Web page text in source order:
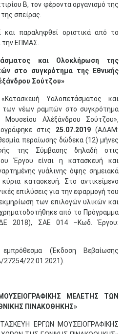
Β, τον φέροντα οργανισμό της
σπείρας.
και παραληφθεί οριστικά από το
την ΕΠΜΑΣ.
και Ολοκλήρωση της
στο συγκρότημα της Εθνικής
Σούτζου»
Υαλοπετάσματος και
νέων ραμπών στο συγκρότημα
Μουσείου Αλέξάνδρου Σούτζου»,
στις 25.07.2019(ΑΔΑΜ:
περαίωσης δώδεκα (12) μήνες
της Σύμβασης δηλαδή στις
Έργου είναι η κατασκευή και
γυάλινης όψης σημειακά
κατασκευή. Στο αντικείμενο
επιλύσεις για την εφαρμογή του
των επιλογών υλικών και
από το Πρόγραμμα
2018), ΣΑΕ 014 –Κωδ. Έργου:
(Έκδοση Βεβαίωσης
22.01.2021).
ΜΕΛΕΤΗΣ ΤΩΝ
ΠΙΝΑΚΟΘΗΚΗΣ»
ΕΡΓΩΝ ΜΟΥΣΕΙΟΓΡΑΦΙΚΗΣ